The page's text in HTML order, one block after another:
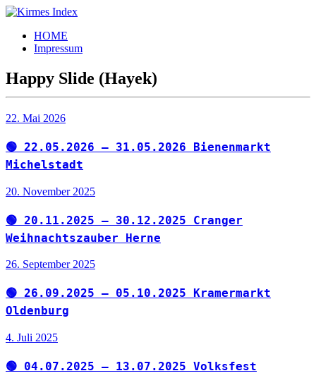
Zum
springen
Kirmes
Index
Tourpläne
der
letzten
Jahre
HOME
Impressum
Happy Slide (Hayek)
22. Mai 2026
🟢 22.05.2026 – 31.05.2026 Bienenmarkt
Michelstadt
20. November 2025
🟢 20.11.2025 – 30.12.2025 Cranger
Weihnachtszauber Herne
26. September 2025
🟢 26.09.2025 – 05.10.2025 Kramermarkt
Oldenburg
4. Juli 2025
🟢 04.07.2025 – 13.07.2025 Volksfest